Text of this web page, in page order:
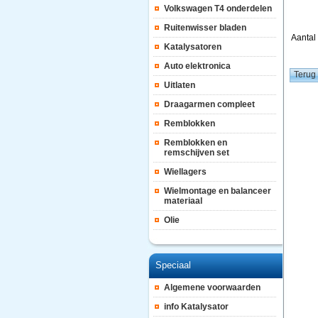
Volkswagen T4 onderdelen
Ruitenwisser bladen
Katalysatoren
Auto elektronica
Uitlaten
Draagarmen compleet
Remblokken
Remblokken en
remschijven set
Wiellagers
Wielmontage en balanceer
materiaal
Olie
Speciaal
Algemene voorwaarden
info Katalysator